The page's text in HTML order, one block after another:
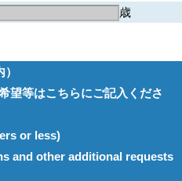
歳
望等はこちらにご記入くださ
or less)
and other additional requests